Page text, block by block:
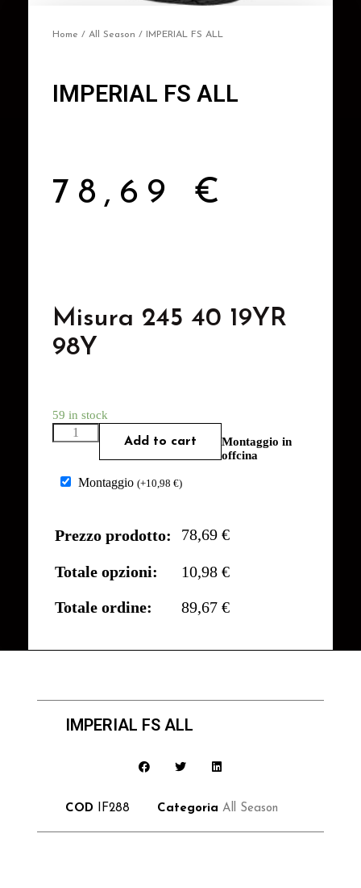
Home / All Season / IMPERIAL FS ALL
IMPERIAL FS ALL
78,69 €
Misura 245 40 19YR
98Y
59 in stock
Add to cart
Montaggio in
offcina
Montaggio (+10,98 €)
Prezzo prodotto: 78,69 €
Totale opzioni:
10,98 €
Totale ordine:
89,67 €
IMPERIAL FS ALL
COD IF288 Categoria All Season